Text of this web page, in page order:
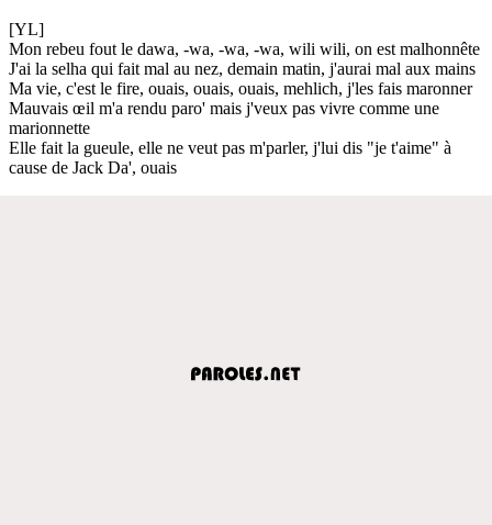
[YL]
Mon rebeu fout le dawa, -wa, -wa, -wa, wili wili, on est malhonnête
J'ai la selha qui fait mal au nez, demain matin, j'aurai mal aux mains
Ma vie, c'est le fire, ouais, ouais, ouais, mehlich, j'les fais maronner
Mauvais œil m'a rendu paro' mais j'veux pas vivre comme une
marionnette
Elle fait la gueule, elle ne veut pas m'parler, j'lui dis "je t'aime" à
cause de Jack Da', ouais